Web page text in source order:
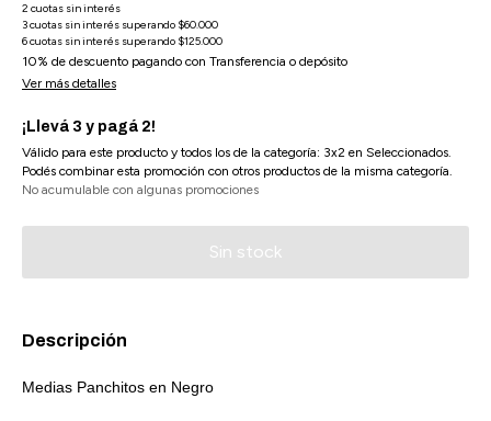
10% de descuento pagando con Transferencia o depósito
Ver más detalles
¡Llevá 3 y pagá 2!
Válido para este producto y todos los de la categoría: 3x2 en Seleccionados.
Podés combinar esta promoción con otros productos de la misma categoría.
No acumulable con algunas promociones
Descripción
Medias Panchitos en Negro